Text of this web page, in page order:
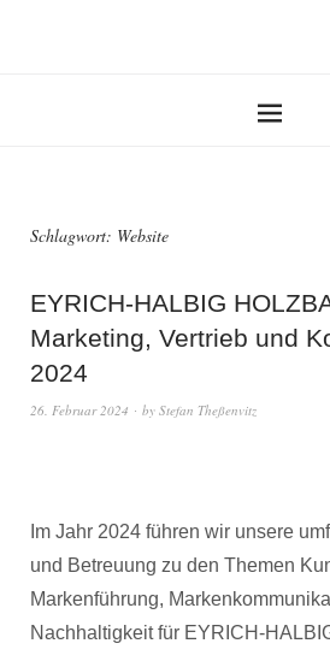
Schlagwort: Website
EYRICH-HALBIG
Marketing, Vertrieb und
2024
26. Februar 2024 by Stefan Theßenvitz
Im Jahr 2024 führen wir unsere
und Betreuung zu den Themen
Markenführung,
Nachhaltigkeit für EYRICH-